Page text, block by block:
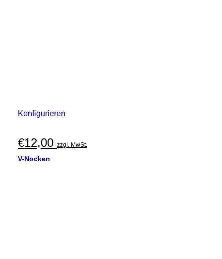
Konfigurieren
€12,00 zzgl. MwSt.
V-Nocken